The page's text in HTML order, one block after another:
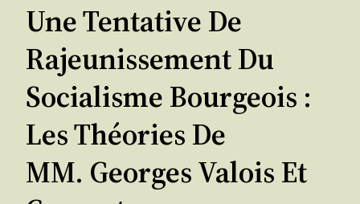
Une Tentative De
Rajeunissement Du
Socialisme Bourgeois :
Les Théories De
MM. Georges Valois Et